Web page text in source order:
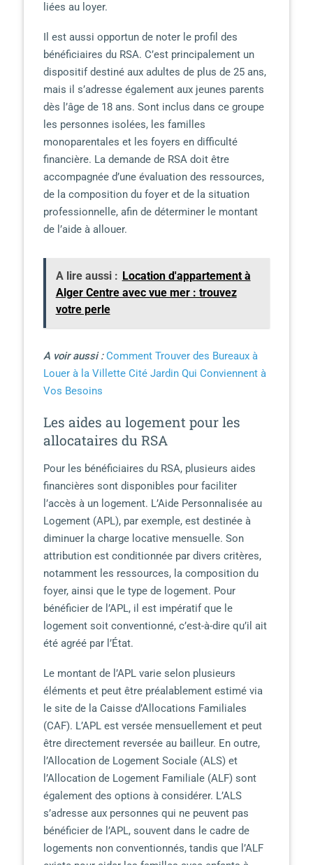
liées au loyer.
Il est aussi opportun de noter le profil des
bénéficiaires du RSA. C’est principalement un
dispositif destiné aux adultes de plus de 25 ans,
mais il s’adresse également aux jeunes parents
dès l’âge de 18 ans. Sont inclus dans ce groupe
les personnes isolées, les familles
monoparentales et les foyers en difficulté
financière. La demande de RSA doit être
accompagnée d’une évaluation des ressources,
de la composition du foyer et de la situation
professionnelle, afin de déterminer le montant
de l’aide à allouer.
A lire aussi : Location d'appartement à
Alger Centre avec vue mer : trouvez
votre perle
A voir aussi : Comment Trouver des Bureaux à
Louer à la Villette Cité Jardin Qui Conviennent à
Vos Besoins
Les aides au logement pour les
allocataires du RSA
Pour les bénéficiaires du RSA, plusieurs aides
financières sont disponibles pour faciliter
l’accès à un logement. L’Aide Personnalisée au
Logement (APL), par exemple, est destinée à
diminuer la charge locative mensuelle. Son
attribution est conditionnée par divers critères,
notamment les ressources, la composition du
foyer, ainsi que le type de logement. Pour
bénéficier de l’APL, il est impératif que le
logement soit conventionné, c’est-à-dire qu’il ait
été agréé par l’État.
Le montant de l’APL varie selon plusieurs
éléments et peut être préalablement estimé via
le site de la Caisse d’Allocations Familiales
(CAF). L’APL est versée mensuellement et peut
être directement reversée au bailleur. En outre,
l’Allocation de Logement Sociale (ALS) et
l’Allocation de Logement Familiale (ALF) sont
également des options à considérer. L’ALS
s’adresse aux personnes qui ne peuvent pas
bénéficier de l’APL, souvent dans le cadre de
logements non conventionnés, tandis que l’ALF